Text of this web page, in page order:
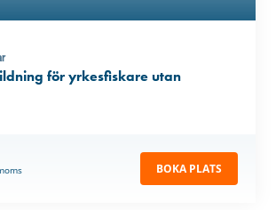
för yrkesfiskare utan
BOKA PLATS